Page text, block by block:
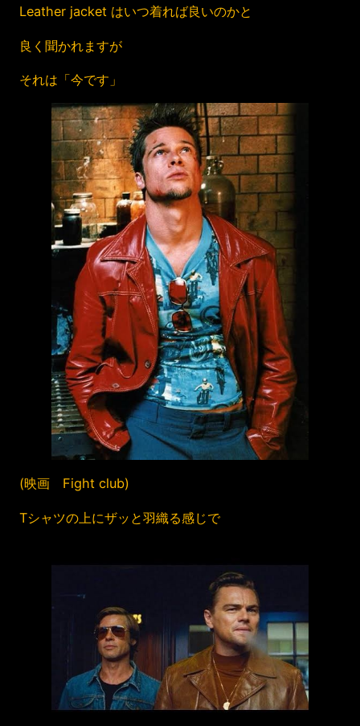
Leather jacket はいつ着れば良いのかと
良く聞かれますが
それは「今です」
(映画 Fight club)
Tシャツの上にザッと羽織る感じで